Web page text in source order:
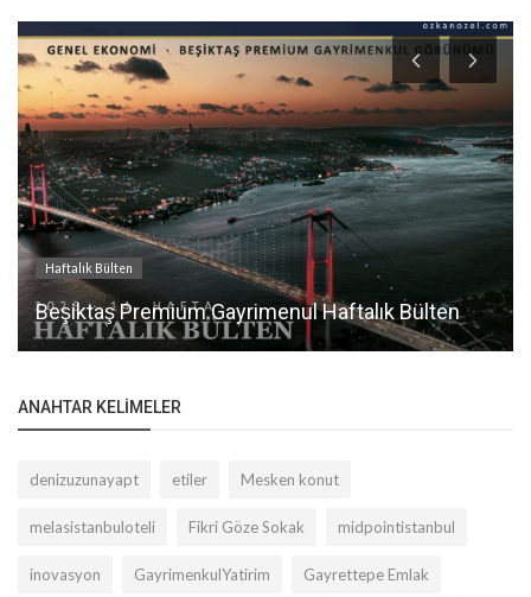
Haftalık Bülten
Beşiktaş Premium Gayrimenul Haftalık Bülten
ANAHTAR KELIMELER
denizuzunayapt etiler Mesken konut
melasistanbuloteli Fikri Göze Sokak midpointistanbul
inovasyon GayrimenkulYatirim Gayrettepe Emlak